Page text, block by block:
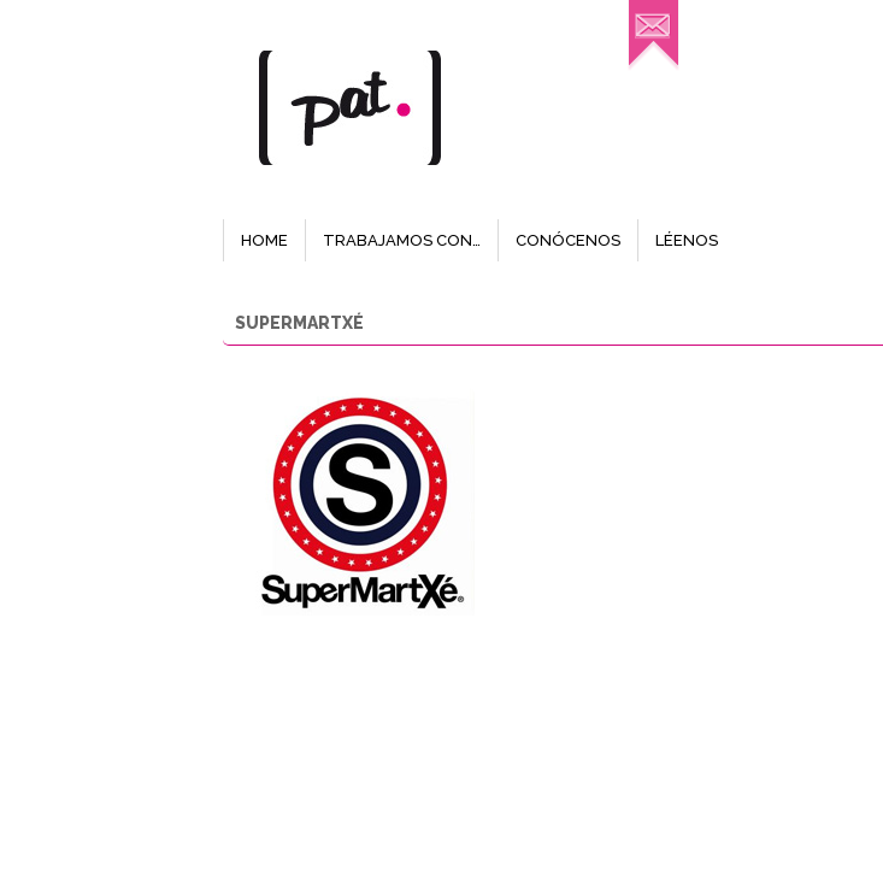
HOME TRABAJAMOS CON… CONÓCENOS LÉENOS
SUPERMARTXÉ